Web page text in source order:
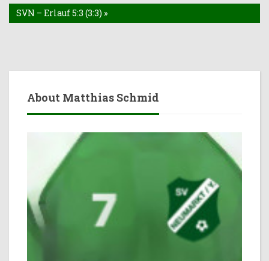
SVN – Erlauf 5:3 (3:3) »
About Matthias Schmid